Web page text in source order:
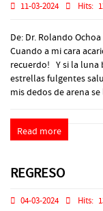
11-03-2024 Hits:
De: Dr. Rolando
Cuando a mi cara
recuerdo! Y si la luna
estrellas fulgentes
mis dedos de arena
Read more
REGRESO
04-03-2024 Hits: